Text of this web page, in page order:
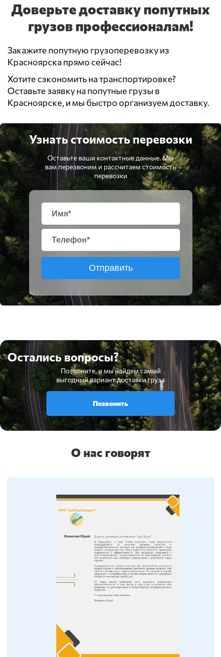
Доверьте доставку попутных
грузов профессионалам!
Закажите попутную грузоперевозку из
Красноярска прямо сейчас!
Хотите сэкономить на транспортировке?
Оставьте заявку на попутные грузы в
Красноярске, и мы быстро организуем доставку.
Узнать стоимость перевозки
Оставьте ваши контактные данные. Мы
вам перезвоним и рассчитаем стоимость
перевозки
Отправить
Остались вопросы?
Позвоните, и мы найдем самый
выгодный вариант доставки груза
Позвонить
О нас говорят